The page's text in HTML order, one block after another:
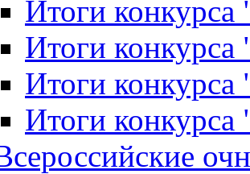
Итоги
Итоги конкурса
Итоги
Итоги